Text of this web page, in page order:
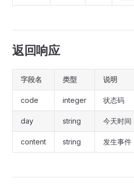
返回响应
字段名 类型 说明
code integer 状态码
day string 今天时间
content string 发生事件